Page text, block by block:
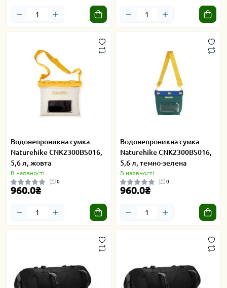
Водонепроникна сумка
Naturehike CNK2300BS016,
5,6 л, жовта
В наявності
0
960.0₴
Водонепроникна сумка
Naturehike CNK2300BS016,
5,6 л, темно-зелена
В наявності
0
960.0₴